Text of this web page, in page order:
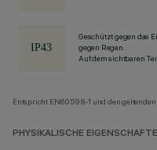
Geschützt gegen das
gegen Regen.
Auf dem sichtbaren
Entspricht EN60598-1 und den
PHYSIKALISCHE